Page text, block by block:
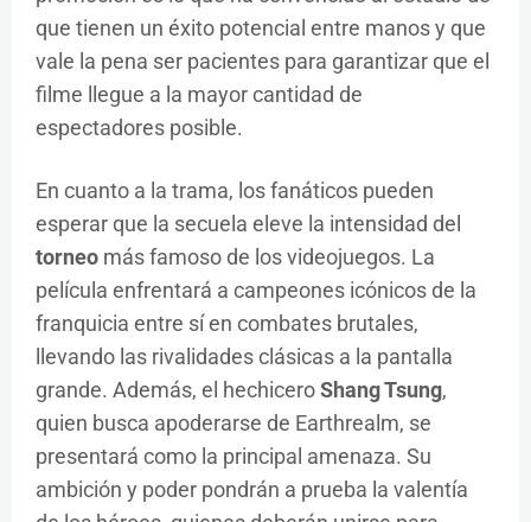
que tienen un éxito potencial entre manos y que
vale la pena ser pacientes para garantizar que el
filme llegue a la mayor cantidad de
espectadores posible.
En cuanto a la trama, los fanáticos pueden
esperar que la secuela eleve la intensidad del
torneo más famoso de los videojuegos. La
película enfrentará a campeones icónicos de la
franquicia entre sí en combates brutales,
llevando las rivalidades clásicas a la pantalla
grande. Además, el hechiceroShang Tsung,
quien busca apoderarse de Earthrealm, se
presentará como la principal amenaza. Su
ambición y poder pondrán a prueba la valentía